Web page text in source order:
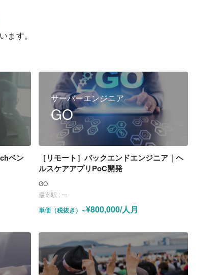
ます。
ベン
サーバーエンジニア
GO
［リモート］バックエンドエンジニア｜ヘ
ルスケアアプリPoC開発
GO
最寄駅 : ー
単価（税抜き） ~¥800,000/人月